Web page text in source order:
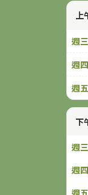
上
下